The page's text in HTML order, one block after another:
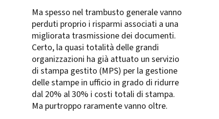
Ma spesso nel trambusto generale vanno
perduti proprio i risparmi associati a una
migliorata trasmissione dei documenti.
Certo, la quasi totalità delle grandi
organizzazioni ha già attuato un servizio
di stampa gestito (MPS) per la gestione
delle stampe in ufficio in grado di ridurre
dal 20% al 30% i costi totali di stampa.
Ma purtroppo raramente vanno oltre.